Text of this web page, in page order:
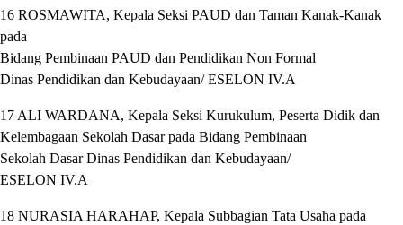
16 ROSMAWITA, Kepala Seksi PAUD dan Taman Kanak-Kanak
pada
Bidang Pembinaan PAUD dan Pendidikan Non Formal
Dinas Pendidikan dan Kebudayaan/ ESELON IV.A
17 ALI WARDANA, Kepala Seksi Kurukulum, Peserta Didik dan
Kelembagaan Sekolah Dasar pada Bidang Pembinaan
Sekolah Dasar Dinas Pendidikan dan Kebudayaan/
ESELON IV.A
18 NURASIA HARAHAP, Kepala Subbagian Tata Usaha pada